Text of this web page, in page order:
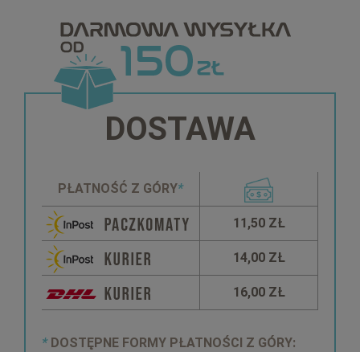
DOSTAWA
PŁATNOŚĆ Z GÓRY*
11,50 ZŁ
14,00 ZŁ
16,00 ZŁ
* DOSTĘPNE FORMY PŁATNOŚCI Z GÓRY: